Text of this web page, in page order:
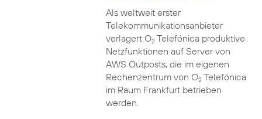
Als weltweit erster
Telekommunikationsanbieter
verlagert O2Telefónica produktive
Netzfunktionen auf Server von
AWS Outposts, die im eigenen
Rechenzentrum von O2Telefónica
im Raum Frankfurt betrieben
werden.